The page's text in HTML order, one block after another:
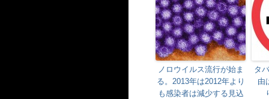
ノロウイルス流行が始ま
る。2013年は2012年より
も感染者は減少する見込
タ
由